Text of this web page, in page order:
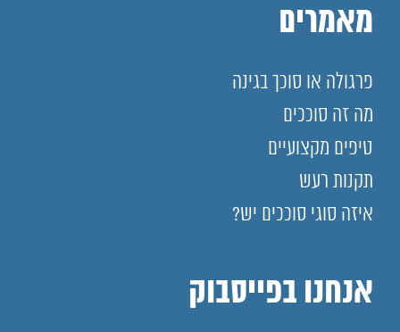
מאמרים
פרגולה או סוכך בגינה
מה זה סוככים
טיפים מקצועיים
תקנות רעש
איזה סוגי סוככים יש?
אנחנו בפייסבוק